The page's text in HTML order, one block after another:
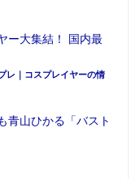
ー大集結！ 国内最
レ｜コスプレイヤーの情
青山ひかる「バスト